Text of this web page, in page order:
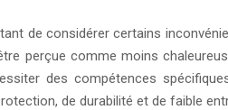
de considérer certains
perçue comme moins
des compétences
de durabilité et de faible